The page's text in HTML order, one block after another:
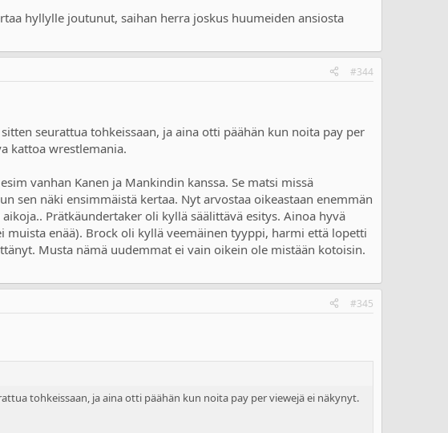
hyllylle joutunut, saihan herra joskus huumeiden ansiosta
#344
seurattua tohkeissaan, ja aina otti päähän kun noita pay per
kattoa wrestlemania.
vanhan Kanen ja Mankindin kanssa. Se matsi missä
sen näki ensimmäistä kertaa. Nyt arvostaa oikeastaan enemmän
Prätkäundertaker oli kyllä säälittävä esitys. Ainoa hyvä
enää). Brock oli kyllä veemäinen tyyppi, harmi että lopetti
Musta nämä uudemmat ei vain oikein ole mistään kotoisin.
#345
tohkeissaan, ja aina otti päähän kun noita pay per viewejä ei näkynyt.